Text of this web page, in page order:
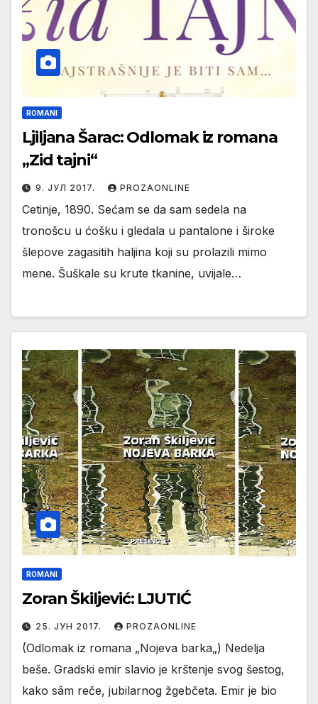
ROMANI
Ljiljana Šarac: Odlomak iz romana
,,Zid tajni“
9. ЈУЛ 2017. PROZAONLINE
Cetinje, 1890. Sećam se da sam sedela na
tronošcu u ćošku i gledala u pantalone i široke
šlepove zagasitih haljina koji su prolazili mimo
mene. Šuškale su krute tkanine, uvijale…
ROMANI
Zoran Škiljević: LJUTIĆ
25. ЈУН 2017. PROZAONLINE
(Odlomak iz romana „Nojeva barka„) Nedelja
beše. Gradski emir slavio je krštenje svog šestog,
kako sâm reče, jubilarnog žgebčeta. Emir je bio